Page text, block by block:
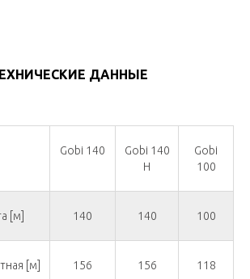
ДАННЫЕ
Gobi 140
Gobi 140
H
Gobi
100
[м] 140 140 100
[м] 156 156 118